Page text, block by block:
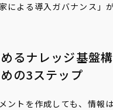
による導入ガバナンス」
るナレッジ基盤
の3ステップ
ントを作成しても、情報